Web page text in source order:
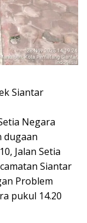
Siantar
Negara
dugaan
Jalan Setia
Siantar
Problem
pukul 14.20